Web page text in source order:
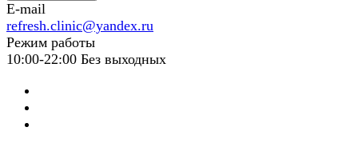
E-mail
refresh.clinic@yandex.ru
Режим работы
10:00-22:00 Без выходных